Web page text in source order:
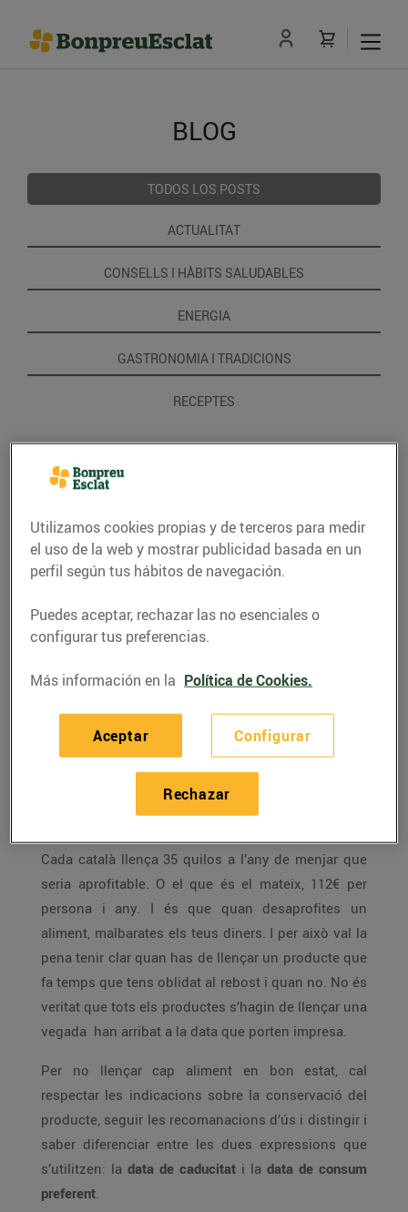
BLOG
TODOS LOS POSTS
ACTUALITAT
CONSELLS I HÀBITS SALUDABLES
ENERGIA
GASTRONOMIA I TRADICIONS
RECEPTES
CONSEJOS Y HÁBITOS SALUDABLES
Les 3 diferències entre
la data de caducitat i la
de consum preferent
Cada català llença 35 quilos a l’any de menjar que
seria aprofitable. O el que és el mateix, 112€ per
persona i any. I és que quan desaprofites un
aliment, malbarates els teus diners. I per això val la
pena tenir clar quan has de llençar un producte que
fa temps que tens oblidat al rebost i quan no. No és
veritat que tots els productes s’hagin de llençar una
vegada han arribat a la data que porten impresa.
Per no llençar cap aliment en bon estat, cal
respectar les indicacions sobre la conservació del
producte, seguir les recomanacions d’ús i distingir i
saber diferenciar entre les dues expressions que
s’utilitzen: la data de caducitat i la data de consum
preferent.
Utilizamos cookies propias y de terceros para medir
el uso de la web y mostrar publicidad basada en un
perfil según tus hábitos de navegación.
Puedes aceptar, rechazar las no esenciales o
configurar tus preferencias.
Más información en la Política de Cookies.
Configurar
Rechazar
Aceptar